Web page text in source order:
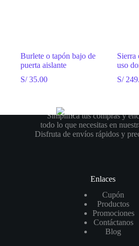
Burlete o tapón bajo de
puerta aislante
S/35.00
Sierra
uso
S/
Simplifica tus compras y
todo lo que necesitas en
Disfruta de envíos rápidos y
Enlaces
Cupón
Productos
Promociones
Contáctanos
Blog